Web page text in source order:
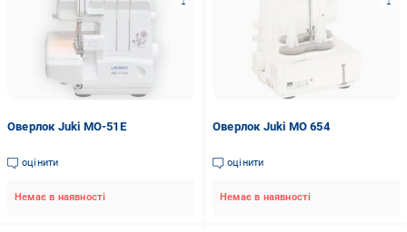
Оверлок Juki MO-51E
оцінити
Немає в наявності
Оверлок Juki MO 654
оцінити
Немає в наявності